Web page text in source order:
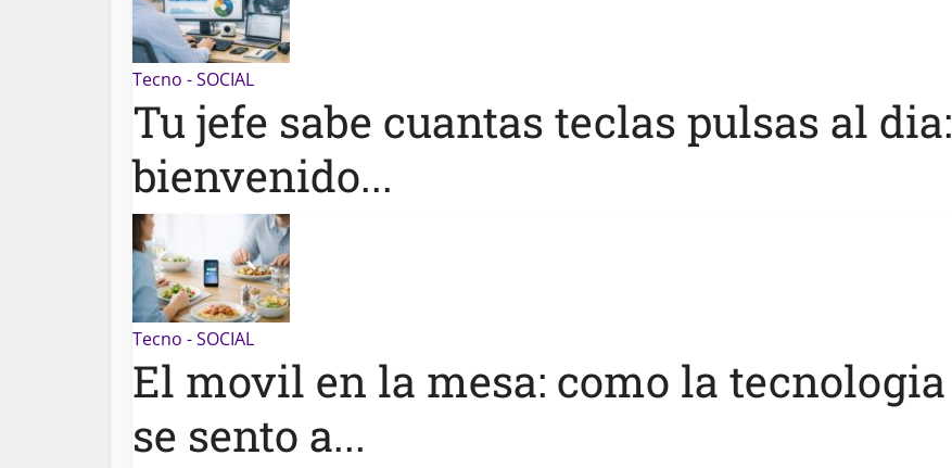
Tecno - SOCIAL
Tu jefe sabe cuantas teclas pulsas al dia:
bienvenido...
Tecno - SOCIAL
El movil en la mesa: como la tecnologia
se sento a...